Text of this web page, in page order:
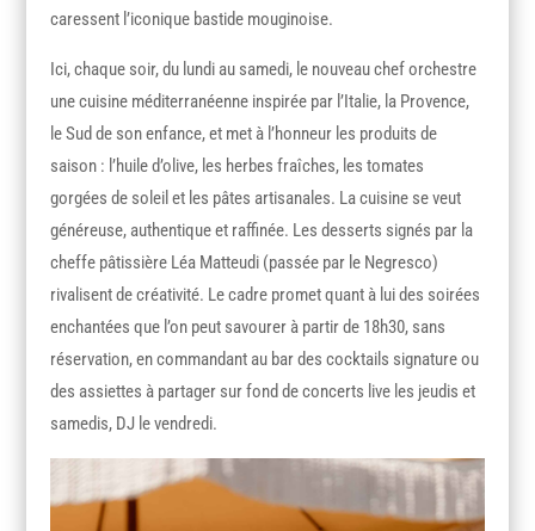
caressent l’iconique bastide mouginoise.
Ici, chaque soir, du lundi au samedi, le nouveau chef orchestre
une cuisine méditerranéenne inspirée par l’Italie, la Provence,
le Sud de son enfance, et met à l’honneur les produits de
saison : l’huile d’olive, les herbes fraîches, les tomates
gorgées de soleil et les pâtes artisanales. La cuisine se veut
généreuse, authentique et raffinée. Les desserts signés par la
cheffe pâtissière Léa Matteudi (passée par le Negresco)
rivalisent de créativité. Le cadre promet quant à lui des soirées
enchantées que l’on peut savourer à partir de 18h30, sans
réservation, en commandant au bar des cocktails signature ou
des assiettes à partager sur fond de concerts live les jeudis et
samedis, DJ le vendredi.